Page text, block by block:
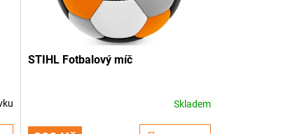
STIHL Fotbalový míč
Skladem